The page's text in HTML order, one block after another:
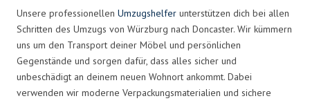
Unsere professionellen Umzugshelfer unterstützen dich bei allen
Schritten des Umzugs von Würzburg nach Doncaster. Wir kümmern
uns um den Transport deiner Möbel und persönlichen
Gegenstände und sorgen dafür, dass alles sicher und
unbeschädigt an deinem neuen Wohnort ankommt. Dabei
verwenden wir moderne Verpackungsmaterialien und sichere